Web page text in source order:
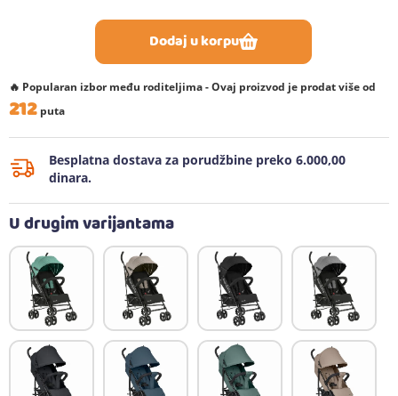
Dodaj u korpu
🔥 Popularan izbor među roditeljima - Ovaj proizvod je prodat više od
212 puta
Besplatna dostava za porudžbine preko 6.000,00
dinara.
U drugim varijantama